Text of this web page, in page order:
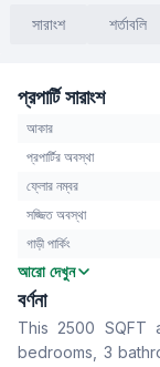
সারাংশ শর্তাবলি
প্রপার্টি সারাংশ
আকার
প্রপার্টির অবস্থা
ফ্লোর নম্বর
সজ্জিত অবস্থা
গাড়ী পার্কিং
বেডরুম
বাথরুম
বসার রুম
Drawing Room
আরো দেখুন
বর্ণনা
This 2500 SQFT
bedrooms, 3